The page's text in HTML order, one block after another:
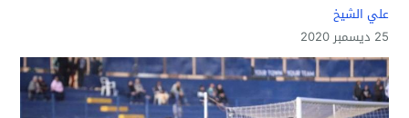
علي الشيخ
25 ديسمبر 2020